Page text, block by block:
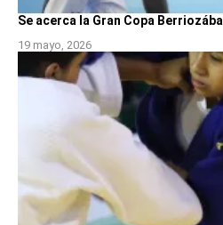
Se acerca la Gran Copa Berriozábal
19 mayo, 2026